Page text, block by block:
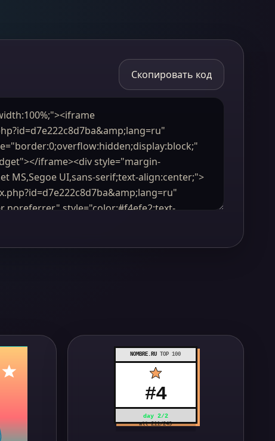
Скопировать код
NOMBRE.RU TOP 100
#4
day 2/2
all211/249